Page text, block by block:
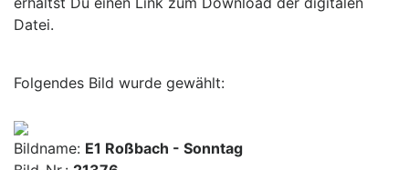
Datei.
Folgendes Bild wurde gewählt:
Bildname: E1 Roßbach - Sonntag